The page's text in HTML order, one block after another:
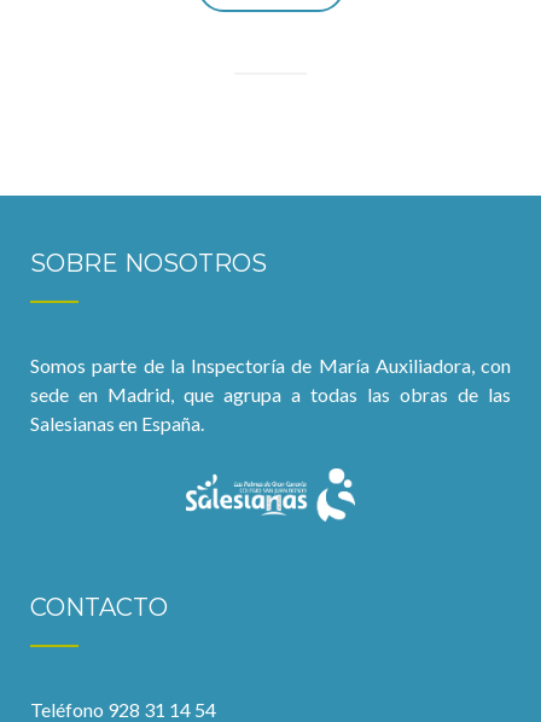
SOBRE NOSOTROS
Somos parte de la Inspectoría de María Auxiliadora, con
sede en Madrid, que agrupa a todas las obras de las
Salesianas en España.
CONTACTO
Teléfono 928 31 14 54